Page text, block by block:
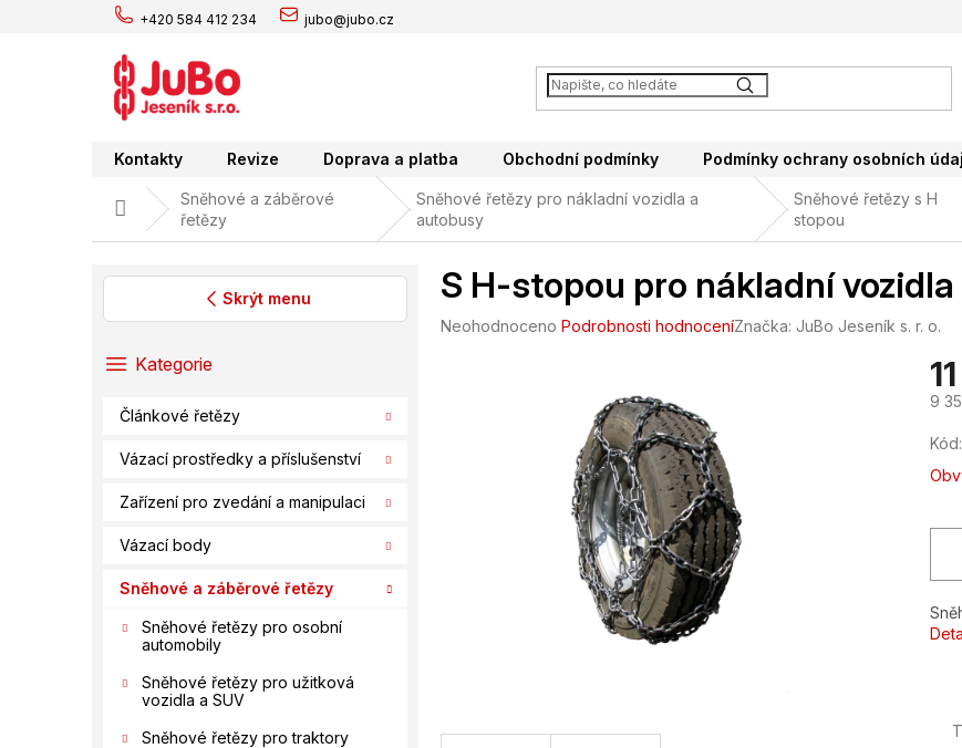
+420 584 412 234 jubo@jubo.cz
Kontakty Revize Doprava a platba Obchodní podmínky Podmínky ochrany osobních
Domů
Sněhové a záběrové
řetězy
Sněhové řetězy pro nákladní vozidla a
autobusy
Sněhové řetězy s H
stopou
Skrýt menu
PřeskočitKategorie
Článkové řetězy
Vázací prostředky a příslušenství
Zařízení pro zvedání a manipulaci
Vázací body
Sněhové a záběrové řetězy
Sněhové řetězy pro osobní
automobily
Sněhové řetězy pro užitková
vozidla a SUV
Sněhové řetězy pro traktory
S H-stopou pro nákladní
Průměrné
Neohodnoceno Podrobnosti hodnoceníZnačka: JuBo Jeseník s. r. o.
9
Kód: